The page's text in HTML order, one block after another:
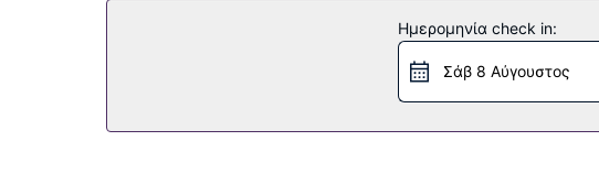
Χαρείτε τη θέα από το αίθριο και τον κήπο και κάντε
περιλαμβάνουν χώρο ψυχαγωγίας/ηλεκτρονικών
Επωφεληθείτε από το room service (κατά τη διάρκεια
κουζίνα) καθημερινά μεταξύ 7:30 π.μ. - 10:00 π.μ..
Ημερομηνία check in:
Σάβ 8 Αύγουστος